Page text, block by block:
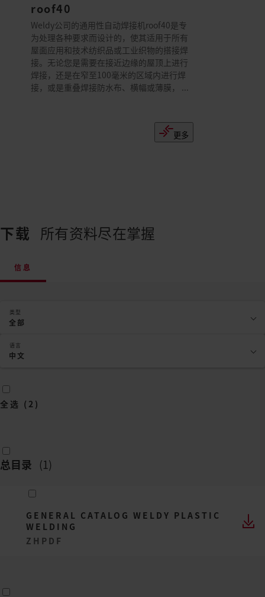
roof40
Weldy公司的通用性自动焊接机roof40是专
为处理各种要求而设计的，使其适用于所有
屋面应用和技术纺织品或工业织物的搭接焊
接。无论您是需要在接近边缘的屋顶上进行
焊接，还是在窄至100毫米的区域内进行焊
接，或是重叠焊接防水布、横幅或薄膜， ...
更多
下载 所有资料尽在掌握
信息
类型
全部
语言
中文
全选 ( 2 )
总目录 (1)
GENERAL CATALOG WELDY PLASTIC
WELDING
ZH PDF